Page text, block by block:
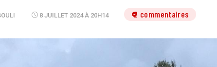
8 JUILLET 2024 À 20H14 2 commentaires